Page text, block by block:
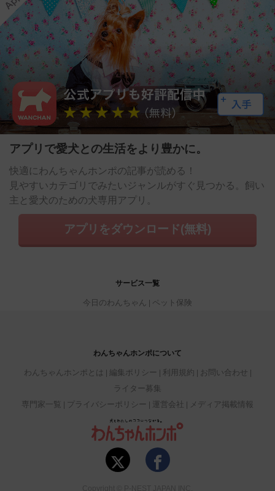
アプリで愛犬との生活をより豊かに。
快適にわんちゃんホンポの記事が読める！
見やすいカテゴリでみたいジャンルがすぐ見つかる。飼い
主と愛犬のための犬専用アプリ。
アプリをダウンロード(無料)
サービス一覧
今日のわんちゃん ペット保険
わんちゃんホンポについて
わんちゃんホンポとは 編集ポリシー 利用規約
お問い合わせ
ライター募集
専門家一覧
プライバシーポリシー 運営会社 メディア掲載情報